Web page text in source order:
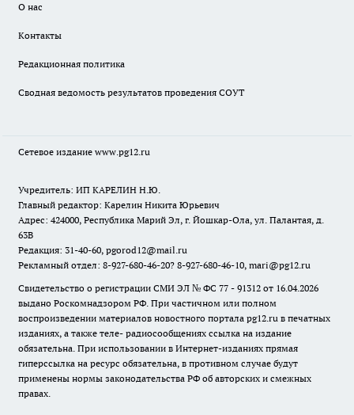
О нас
Контакты
Редакционная политика
Сводная ведомость результатов проведения СОУТ
Сетевое издание www.pg12.ru
Учредитель: ИП КАРЕЛИН Н.Ю.
Главный редактор: Карелин Никита Юрьевич
Адрес: 424000, Республика Марий Эл, г. Йошкар-Ола, ул. Палантая, д.
63В
Редакция: 31-40-60, pgorod12@mail.ru
Рекламный отдел: 8-927-680-46-20? 8-927-680-46-10, mari@pg12.ru
Свидетельство о регистрации СМИ ЭЛ № ФС 77 - 91312 от 16.04.2026
выдано Роскомнадзором РФ. При частичном или полном
воспроизведении материалов новостного портала pg12.ru в печатных
изданиях, а также теле- радиосообщениях ссылка на издание
обязательна. При использовании в Интернет-изданиях прямая
гиперссылка на ресурс обязательна, в противном случае будут
применены нормы законодательства РФ об авторских и смежных
правах.